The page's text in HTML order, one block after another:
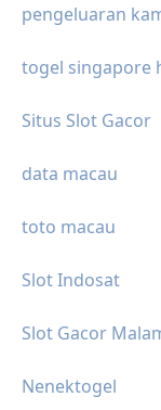
pengeluaran
togel singapore
Situs Slot Gacor
data macau
toto macau
Slot Indosat
Slot Gacor
Nenektogel